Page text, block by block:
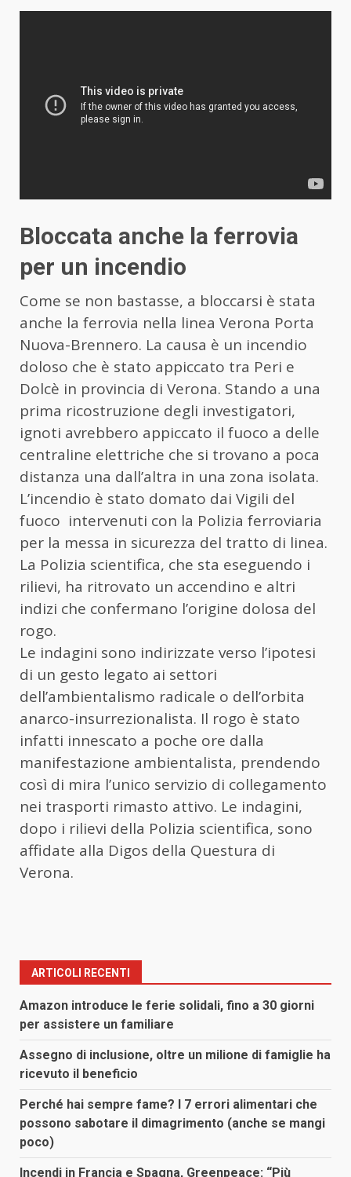
Bloccata anche la ferrovia
per un incendio
Come se non bastasse, a bloccarsi è stata
anche la ferrovia nella linea Verona Porta
Nuova-Brennero. La causa è un incendio
doloso che è stato appiccato tra Peri e
Dolcè in provincia di Verona. Stando a una
prima ricostruzione degli investigatori,
ignoti avrebbero appiccato il fuoco a delle
centraline elettriche che si trovano a poca
distanza una dall’altra in una zona isolata.
L’incendio è stato domato dai Vigili del
fuoco intervenuti con la Polizia ferroviaria
per la messa in sicurezza del tratto di linea.
La Polizia scientifica, che sta eseguendo i
rilievi, ha ritrovato un accendino e altri
indizi che confermano l’origine dolosa del
rogo.
Le indagini sono indirizzate verso l’ipotesi
di un gesto legato ai settori
dell’ambientalismo radicale o dell’orbita
anarco-insurrezionalista. Il rogo è stato
infatti innescato a poche ore dalla
manifestazione ambientalista, prendendo
così di mira l’unico servizio di collegamento
nei trasporti rimasto attivo. Le indagini,
dopo i rilievi della Polizia scientifica, sono
affidate alla Digos della Questura di
Verona.
ARTICOLI RECENTI
Amazon introduce le ferie solidali, fino a 30 giorni
per assistere un familiare
Assegno di inclusione, oltre un milione di famiglie ha
ricevuto il beneficio
Perché hai sempre fame? I 7 errori alimentari che
possono sabotare il dimagrimento (anche se mangi
poco)
Incendi in Francia e Spagna, Greenpeace: “Più